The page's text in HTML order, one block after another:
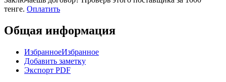
тенге. Оплатить
Общая информация
ИзбранноеИзбранное
Добавить заметку
Экспорт PDF